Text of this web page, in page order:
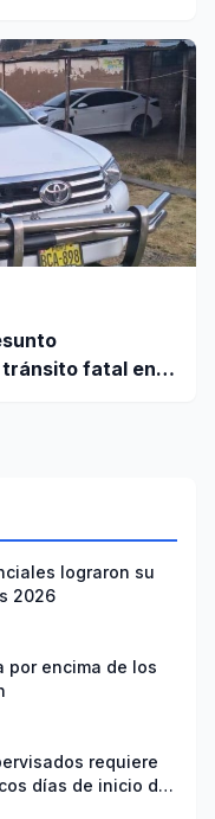
fatal en
lograron su
2026
por encima de los
requiere
días de inicio del